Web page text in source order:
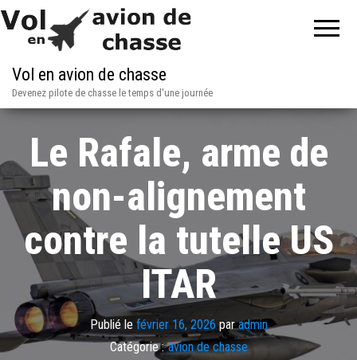
Vol en avion de chasse
Devenez pilote de chasse le temps d'une journée
Le Rafale, arme de
non-alignement
contre la tutelle US
ITAR
Publié le février 16, 2026paradmin
Catégorie : avion de chasse